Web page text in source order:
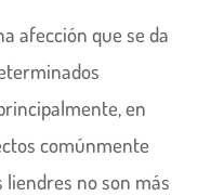
afección que se da
en
comúnmente
liendres no son más